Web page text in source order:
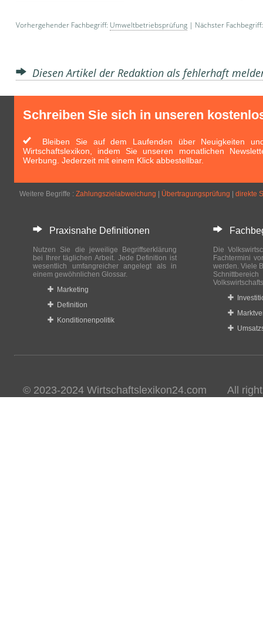
Vorhergehender Fachbegriff: Umweltbetriebsprüfung | Nächster
Diesen Artikel der Redaktion als fehlerhaft
Schreiben Sie sich in unseren
Bleiben Sie auf dem Laufenden über Neuigkeiten
Wirtschaftslexikon, indem Sie unseren monatlichen
Werbung. Jederzeit mit einem Klick abbestellbar.
Weitere Begriffe : Zahlungszielabweichung Übertragungsprüfung direkte
Praxisnahe Definitionen
Nutzen Sie die jeweilige Begriffserklärung
bei Ihrer täglichen Arbeit. Jede Definition ist
wesentlich umfangreicher angelegt als in
einem gewöhnlichen Glossar.
Marketing
Definition
Konditionenpolitik
Die
Fachtermini
werden. Viele
© 2023-2024 Wirtschaftslexikon24.com All